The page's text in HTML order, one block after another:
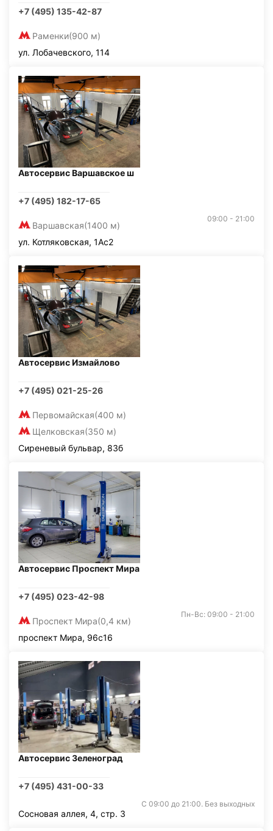
+7 (495) 135-42-87
Раменки(900 м)
ул. Лобачевского, 114
Автосервис Варшавское ш
+7 (495) 182-17-65
Варшавская(1400 м)
09:00 - 21:00
ул. Котляковская, 1Ас2
Автосервис Измайлово
+7 (495) 021-25-26
Первомайская(400 м)
Щелковская(350 м)
Сиреневый бульвар, 83б
Автосервис Проспект Мира
+7 (495) 023-42-98
Проспект Мира(0,4 км)
Пн-Вс: 09:00 - 21:00
проспект Мира, 96с16
Автосервис Зеленоград
+7 (495) 431-00-33
С 09:00 до 21:00. Без выходных
Сосновая аллея, 4, стр. 3